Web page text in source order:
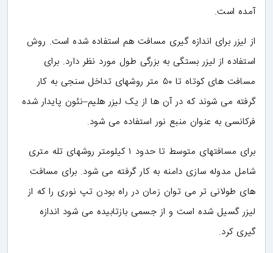
آمده است.
از لیزر برای اندازه گیری مسافت هم استفاده شده است. روش
استفاده از لیزر بستگی به بزرگی طول مورد نظر دارد. برای
مسافت های کوتاه تا ۵۰ متر روشهای تداخل سنجی به کار
گرفته می شوند که در آن ها از یک لیزر هلیم–نئون پایدار شده
فرکانسی به عنوان منبع نور استفاده می شود.
برای مسافتهای متوسط تا حدود ۱ کیلومتر روشهای تله متری
شامل مدوله سازی دامنه به کار گرفته می شود. برای مسافت
های طولانی تر می توان زمان در راه بودن تپ نوری را که از
لیزر گسیل شده است و از جسمی بازتابیده می شود اندازه
گیری کرد.